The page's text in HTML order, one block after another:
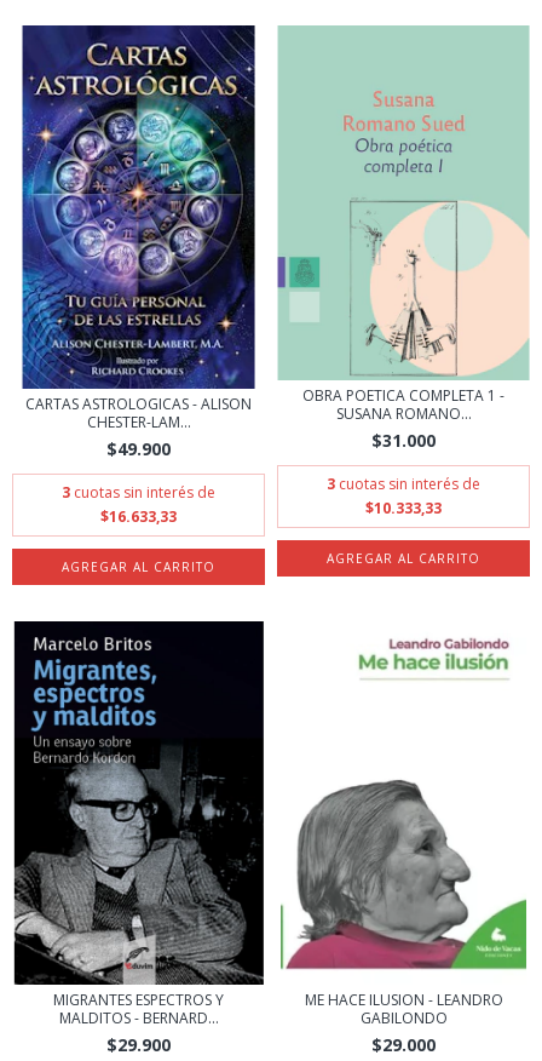
CARTAS ASTROLOGICAS - ALISON
CHESTER-LAM...
$49.900
3 cuotas sin interés de
$16.633,33
OBRA POETICA COMPLETA 1 -
SUSANA ROMANO...
$31.000
3 cuotas sin interés de
$10.333,33
MIGRANTES ESPECTROS Y
MALDITOS - BERNARD...
$29.900
ME HACE ILUSION - LEANDRO
GABILONDO
$29.000